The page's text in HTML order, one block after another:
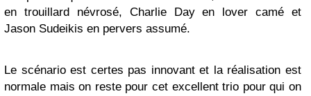
en trouillard névrosé, Charlie Day en lover camé et
Jason Sudeikis en pervers assumé.
Le scénario est certes pas innovant et la réalisation est
normale mais on reste pour cet excellent trio pour qui on